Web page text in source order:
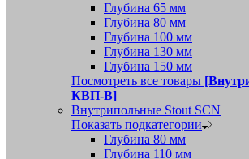
Глубина 65 мм
Глубина 80 мм
Глубина 100 мм
Глубина 130 мм
Глубина 150 мм
Посмотреть все товары
КВП-В]
Внутрипольные Stout SCN
Показать подкатегории
Глубина 80 мм
Глубина 110 мм